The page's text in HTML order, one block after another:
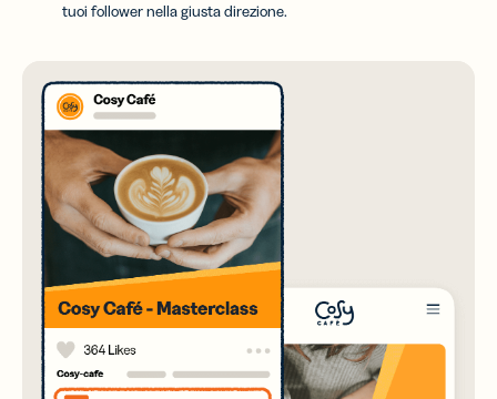
tuoi follower nella giusta direzione.